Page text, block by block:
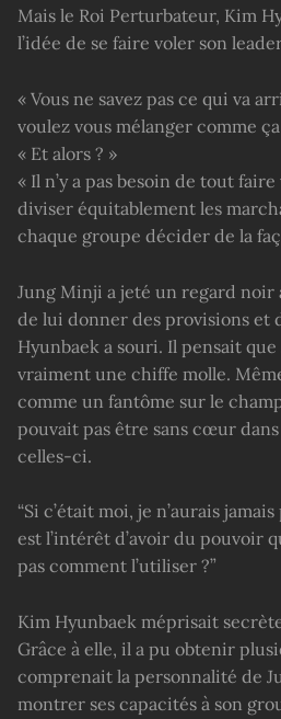
Mais le Roi Perturbateur, Kim
l’idée de se faire voler son
« Vous ne savez pas ce qui va
voulez vous mélanger comme ça
« Et alors ? »
« Il n’y a pas besoin de tout
diviser équitablement les
chaque groupe décider de la
Jung Minji a jeté un regard noir
de lui donner des provisions et
Hyunbaek a souri. Il pensait
vraiment une chiffe molle.
comme un fantôme sur le
pouvait pas être sans cœur
celles-ci.
“Si c’était moi, je n’aurais
est l’intérêt d’avoir du pouvoir
pas comment l’utiliser ?”
Kim Hyunbaek méprisait
Grâce à elle, il a pu obtenir
comprenait la personnalité de
montrer ses capacités à son